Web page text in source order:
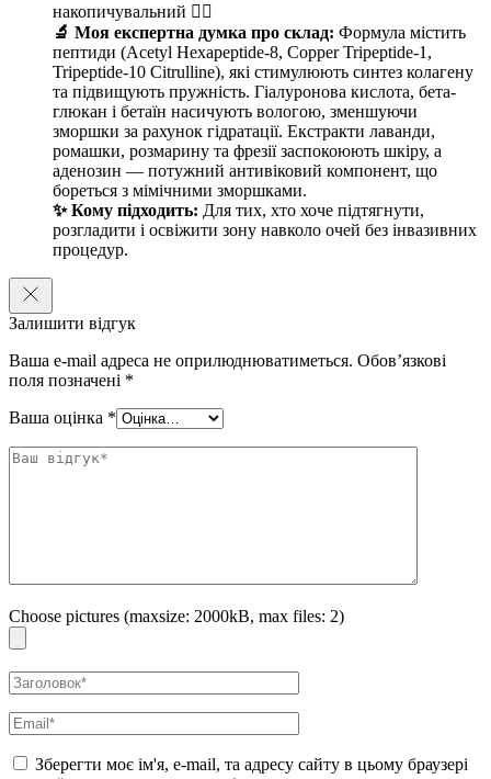
накопичувальний ❤️‍🔥
🔬 Моя експертна думка про склад: Формула містить
пептиди (Acetyl Hexapeptide-8, Copper Tripeptide-1,
Tripeptide-10 Citrulline), які стимулюють синтез колагену
та підвищують пружність. Гіалуронова кислота, бета-
глюкан і бетаїн насичують вологою, зменшуючи
зморшки за рахунок гідратації. Екстракти лаванди,
ромашки, розмарину та фрезії заспокоюють шкіру, а
аденозин — потужний антивіковий компонент, що
бореться з мімічними зморшками.
✨ Кому підходить: Для тих, хто хоче підтягнути,
розгладити і освіжити зону навколо очей без інвазивних
процедур.
Залишити відгук
Ваша e-mail адреса не оприлюднюватиметься. Обов’язкові
поля позначені *
Ваша оцінка *
Choose pictures (maxsize: 2000kB, max files: 2)
Зберегти моє ім'я, e-mail, та адресу сайту в цьому браузері